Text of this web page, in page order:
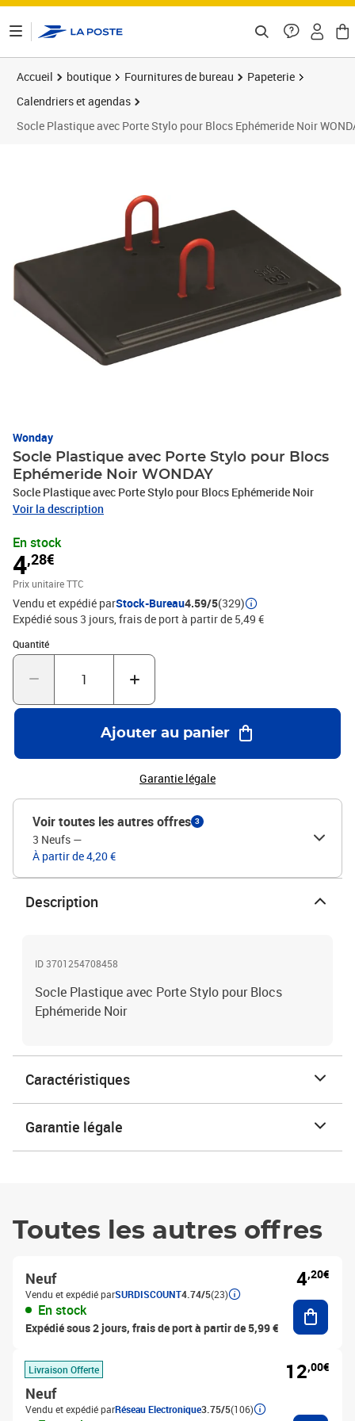
Accueil boutique Fournitures de bureau
Papeterie
Calendriers et agendas
Socle Plastique avec Porte Stylo pour Blocs Ephémeride Noir
Wonday
Socle Plastique avec Porte Stylo pour Blocs
Ephémeride Noir WONDAY
Socle Plastique avec Porte Stylo pour Blocs Ephémeride Noir
Voir la description
En stock
4,28€
Prix unitaire TTC
Vendu et expédié parStock-Bureau4.59/5(329)
Expédié sous 3 jours, frais de port à partir de 5,49 €
Quantité
Quantité : 1
Ajouter au panier
Garantie légale
Voir toutes les autres offres 3
3 Neufs —
À partir de 4,20 €
Description
ID 3701254708458
Socle Plastique avec Porte Stylo pour Blocs
Ephémeride Noir
Caractéristiques
Garantie légale
Toutes les autres offres
Neuf
Vendu et expédié parSURDISCOUNT4.74/5(23)
En stock
Expédié sous 2 jours, frais de port à partir de 5,99 €
4,20€
Livraison Offerte
Neuf
Vendu et expédié parRéseau Electronique3.75/5(106)
12,00€